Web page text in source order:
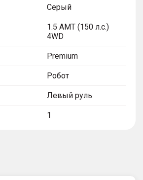
Серый
1.5 AMT (150 л.с.)
4WD
Premium
Робот
Левый руль
1